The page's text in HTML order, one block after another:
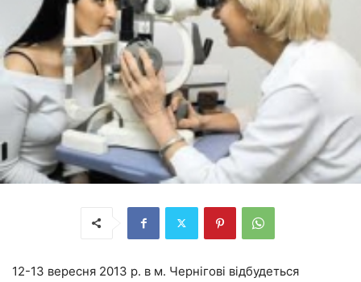
12-13 вересня 2013 р. в м. Чернігові відбудеться